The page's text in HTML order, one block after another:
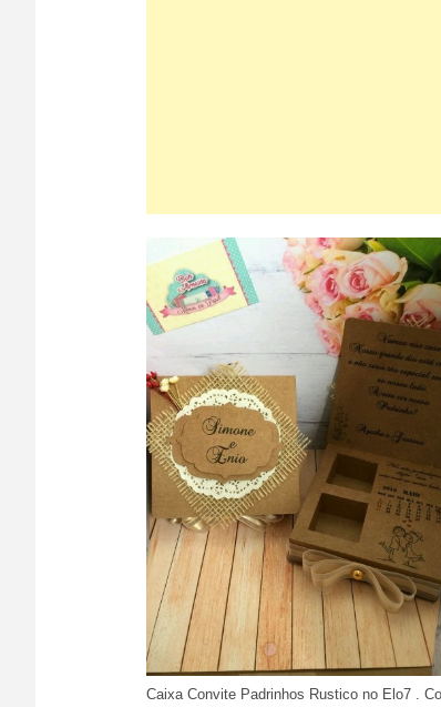
Caixa Convite Padrinhos Rustico no Elo7 .